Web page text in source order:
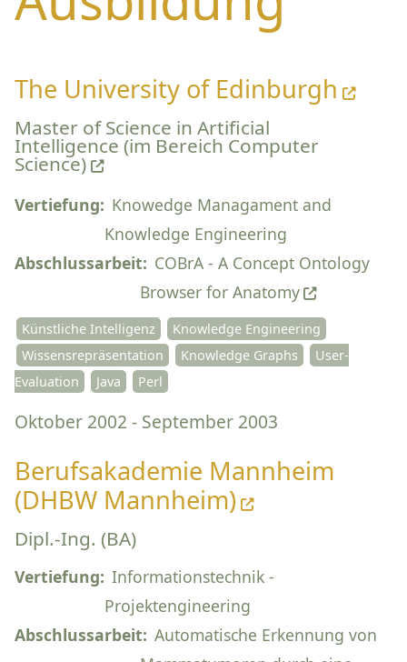
The University of Edinburgh
Master of Science in Artificial
Intelligence (im Bereich Computer
Science)
Vertiefung: Knowedge Managament and
Knowledge Engineering
Abschlussarbeit: COBrA - A Concept Ontology
Browser for Anatomy
Künstliche Intelligenz
Knowledge Engineering
Wissensrepräsentation
Knowledge Graphs
User-
Evaluation
Java Perl
Oktober 2002 - September 2003
Berufsakademie Mannheim
(DHBW Mannheim)
Dipl.-Ing. (BA)
Vertiefung: Informationstechnik -
Projektengineering
Abschlussarbeit: Automatische Erkennung von